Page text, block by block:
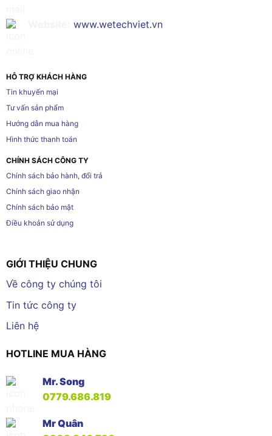
www.wetechviet.vn
HỖ TRỢ KHÁCH HÀNG
Tin khuyến mại
Tư vấn sản phẩm
Hướng dẫn mua hàng
Hình thức thanh toán
CHÍNH SÁCH CÔNG TY
Chính sách bảo hành, đổi trả
Chính sách giao nhận
Chính sách bảo mật
Điều khoản sử dụng
GIỚI THIỆU CHUNG
Về công ty chúng tôi
Tin tức công ty
Liên hệ
HOTLINE MUA HÀNG
Mr. Song
0779.686.819
Mr Quân